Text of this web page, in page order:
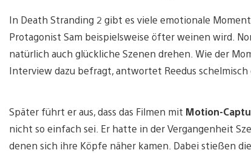
In Death Stranding 2 gibt es viele emotionale
Protagonist Sam beispielsweise öfter weinen wird.
natürlich auch glückliche Szenen drehen. Wie der
Interview dazu befragt, antwortet Reedus schelmisch
Später führt er aus, dass das Filmen mit Motion-
nicht so einfach sei. Er hatte in der Vergangenheit
denen sich ihre Köpfe näher kamen. Dabei stießen